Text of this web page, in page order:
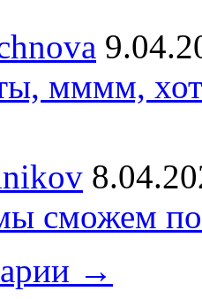
мммм,
сможем
→